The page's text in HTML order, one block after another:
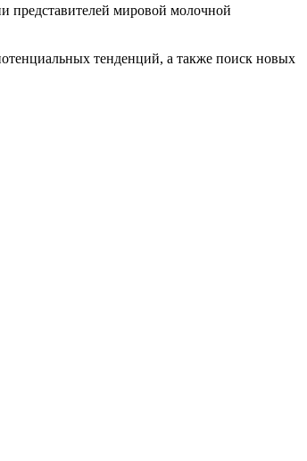
представителей мировой молочной
тенденций, а также поиск новых